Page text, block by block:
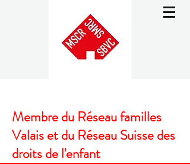
Membre du Réseau familles
Valais et du Réseau Suisse des
droits de l'enfant